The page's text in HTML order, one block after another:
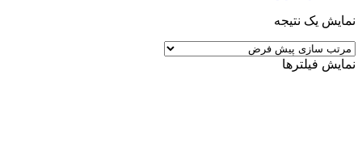
نمایش یک نتیجه
نمایش فیلترها